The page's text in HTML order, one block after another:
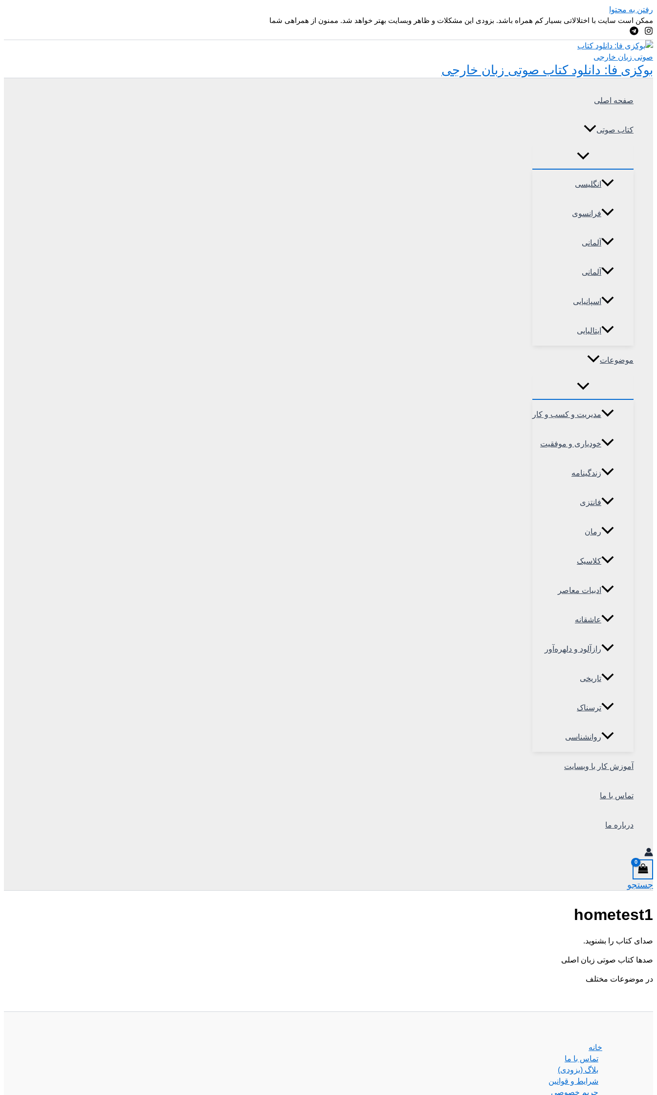
رفتن به محتوا
ممکن است سایت با اختلالاتی بسیار کم همراه باشد. بزودی این مشکلات و ظاهر وبسایت بهتر خواهد شد. ممنون از همراهی شما
بوکزی فا: دانلود کتاب صوتی زبان خارجی
صفحه اصلی
کتاب صوتی
انگلیسی
فرانسوی
آلمانی
آلمانی
اسپانیایی
ایتالیایی
موضوعات
مدیریت و کسب و کار
خودیاری و موفقیت
زندگینامه
فانتزی
رمان
کلاسیک
ادبیات معاصر
عاشقانه
رازآلود و دلهره‌آور
تاریخی
ترسناک
روانشناسی
آموزش کار با وبسایت
تماس با ما
درباره ما
جستجو
hometest1
صدای کتاب را بشنوید.
صدها کتاب صوتی زبان اصلی
در موضوعات مختلف
خانه
تماس با ما
بلاگ (بزودی)
شرایط و قوانین
حریم خصوصی